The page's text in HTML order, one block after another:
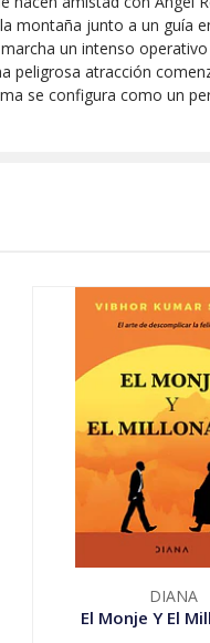
montaña junto a un guía
un intenso
atracción
se configura como un
DIANA
El Monje Y El